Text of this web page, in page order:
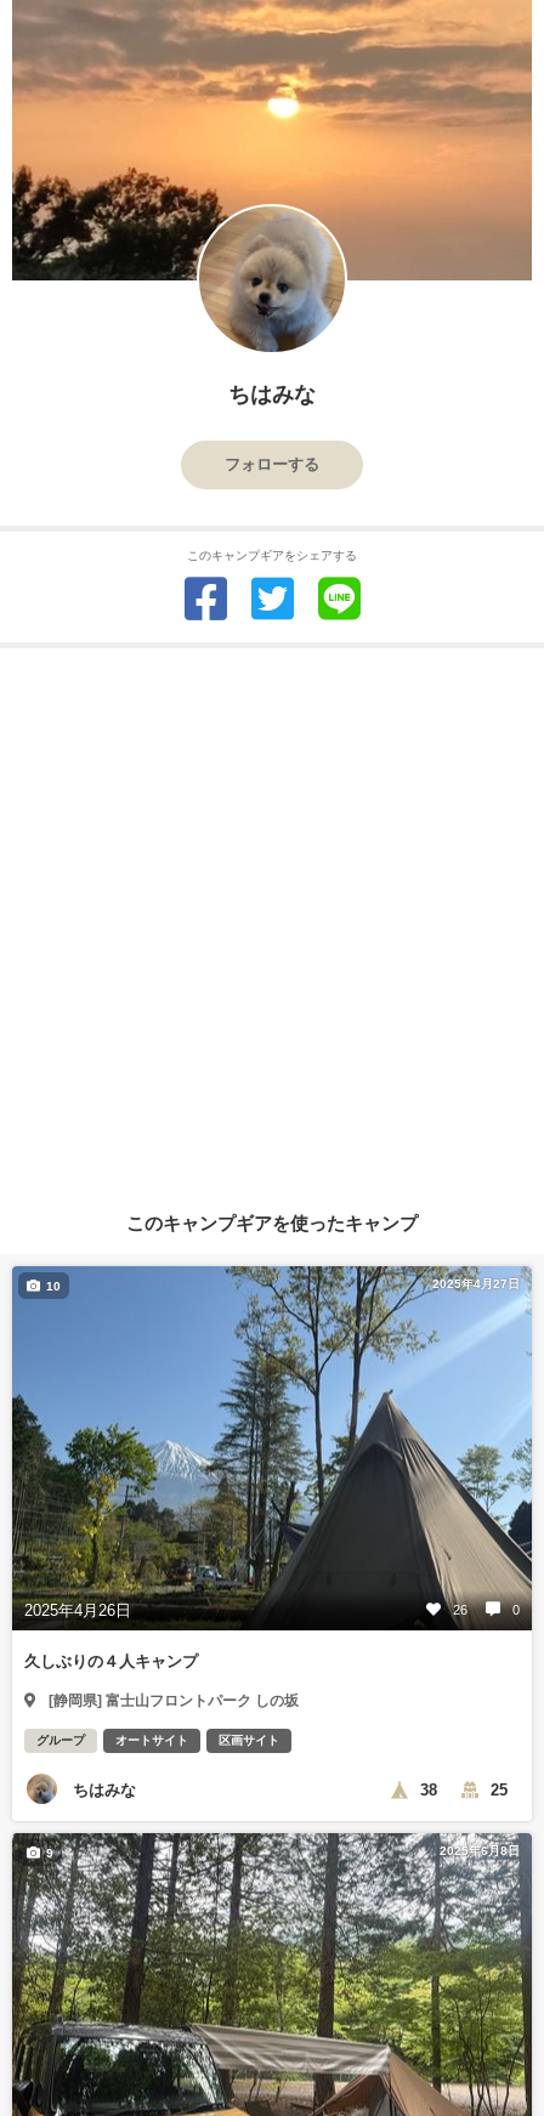
ちはみな
フォローする
このキャンプギアをシェアする
このキャンプギアを使ったキャンプ
2025年4月27日
2025年4月26日 26 0
10
久しぶりの４人キャンプ
[静岡県] 富士山フロントパーク しの坂
グループ オートサイト 区画サイト
ちはみな 38 25
2025年6月8日
9